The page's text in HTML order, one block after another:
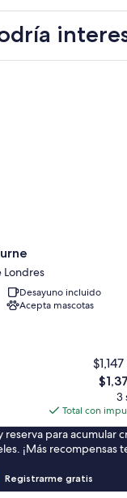
Londres
Desayuno incluido
Acepta mascotas
El
actual
es
de
3
Total con
reserva para acumular
¡Más recompensas
Registrarme gratis